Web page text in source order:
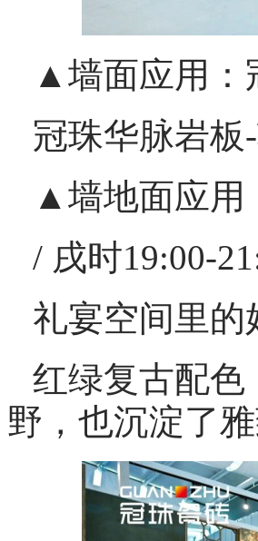
▲墙面应用：
冠珠华脉岩板
▲墙地面应用
/ 戌时19:00-
礼宴空间里的
红绿复古配色
野，也沉淀了雅